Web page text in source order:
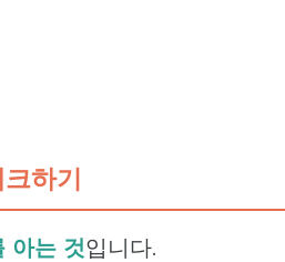
하기
아는 것입니다.